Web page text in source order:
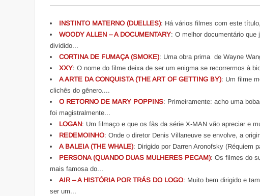
INSTINTO MATERNO (DUELLES): Há vários filmes com este
WOODY ALLEN – A DOCUMENTARY: O melhor documentário
dividido...
CORTINA DE FUMAÇA (SMOKE): Uma obra prima de Wayne
XXY: O nome do filme deixa de ser um enigma se recorrermos à
A ARTE DA CONQUISTA (THE ART OF GETTING BY): Um filme
clichês do gênero....
O RETORNO DE MARY POPPINS: Primeiramente: acho uma
foi magistralmente...
LOGAN: Um filmaço e que os fãs da série X-MAN vão apreciar e
REDEMOINHO: Onde o diretor Denis Villaneuve se envolve, a
A BALEIA (THE WHALE): Dirigido por Darren Aronofsky (Réquiem
PERSONA (QUANDO DUAS MULHERES PECAM): Os filmes do
mais famosa do...
AIR – A HISTÓRIA POR TRÁS DO LOGO: Muito bem dirigido e
ser um...